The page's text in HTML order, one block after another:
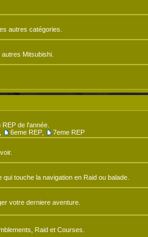
autres catégories.
Mitsubishi.
de l'année.
6eme REP 7eme REP
touche la navigation en Raid ou balade.
votre derniere aventure.
Raid et Courses.